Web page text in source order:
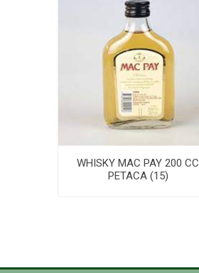
WHISKY MAC PAY 200 CC
PETACA (15)